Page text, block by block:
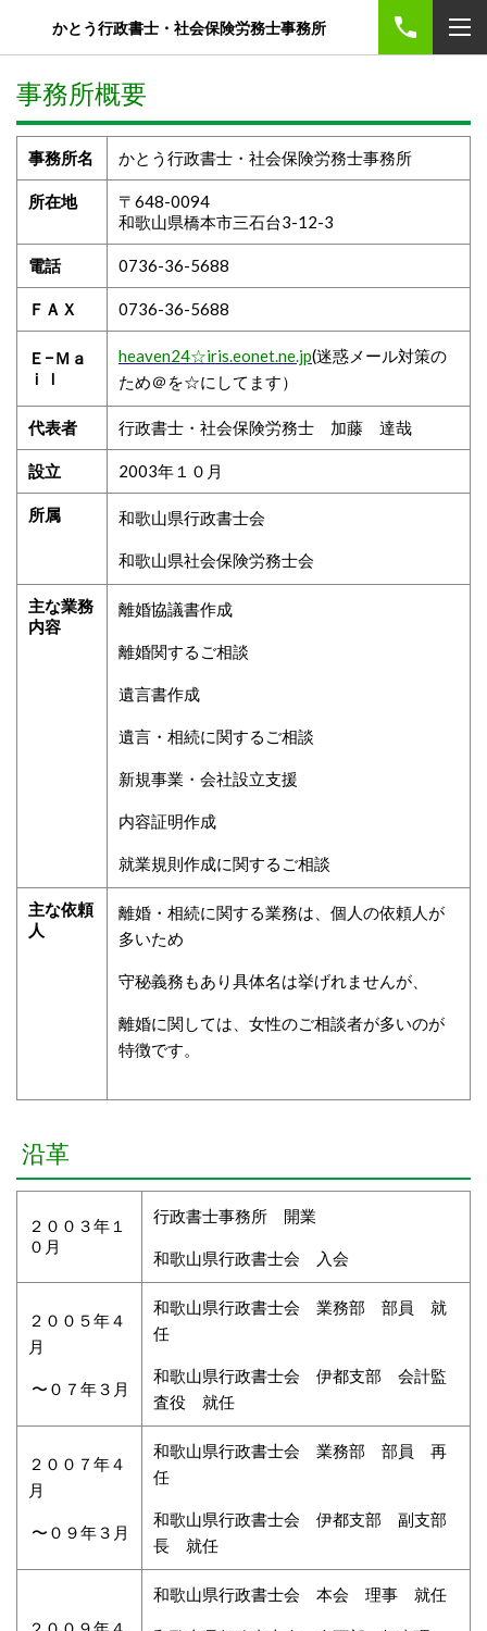
かとう行政書士・社会保険労務士事務所
事務所概要
事務所名 かとう行政書士・社会保険労務士事務所
所在地
〒648-0094
和歌山県橋本市三石台3-12-3
電話 0736-36-5688
ＦＡＸ 0736-36-5688
Ｅ−Ｍａ
ｉｌ
heaven24☆iris.eonet.ne.jp(迷惑メール対策の
ため＠を☆にしてます）
代表者 行政書士・社会保険労務士 加藤 達哉
設立 2003年１０月
所属 和歌山県行政書士会
和歌山県社会保険労務士会
主な業務
内容
離婚協議書作成
離婚関するご相談
遺言書作成
遺言・相続に関するご相談
新規事業・会社設立支援
内容証明作成
就業規則作成に関するご相談
主な依頼
人
離婚・相続に関する業務は、個人の依頼人が
多いため
守秘義務もあり具体名は挙げれませんが、
離婚に関しては、女性のご相談者が多いのが
特徴です。
沿革
２００３年１
０月
行政書士事務所 開業
和歌山県行政書士会 入会
２００５年４
月
〜０７年３月
和歌山県行政書士会 業務部 部員 就
任
和歌山県行政書士会 伊都支部 会計監
査役 就任
２００７年４
月
〜０９年３月
和歌山県行政書士会 業務部 部員 再
任
和歌山県行政書士会 伊都支部 副支部
長 就任
和歌山県行政書士会 本会 理事 就任